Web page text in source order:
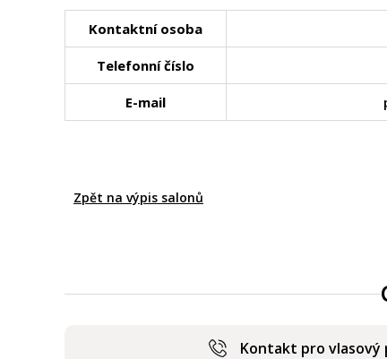
Kontaktní osoba
Telefonní číslo
E-mail
Zpět na výpis salonů
Kontakt pro vlasový